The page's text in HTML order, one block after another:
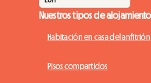
Nuestros tipos de alojamiento
Habitación en casa del anfitrión
Pisos compartidos